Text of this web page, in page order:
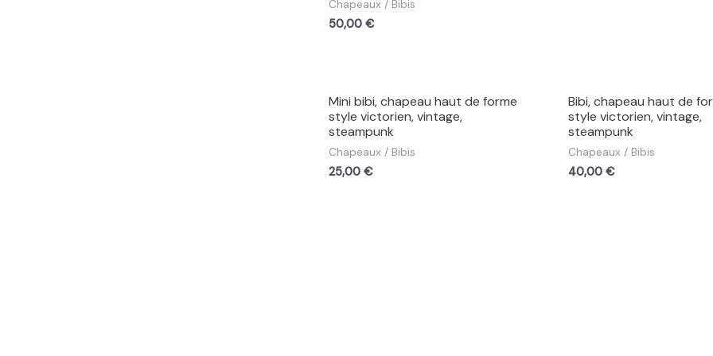
Chapeaux / Bibis
50,00€
Mini bibi, chapeau haut de forme
style victorien, vintage,
steampunk
Chapeaux / Bibis
25,00€
Bibi, chapeau haut de
style victorien, vintage,
steampunk
Chapeaux / Bibis
40,00 €